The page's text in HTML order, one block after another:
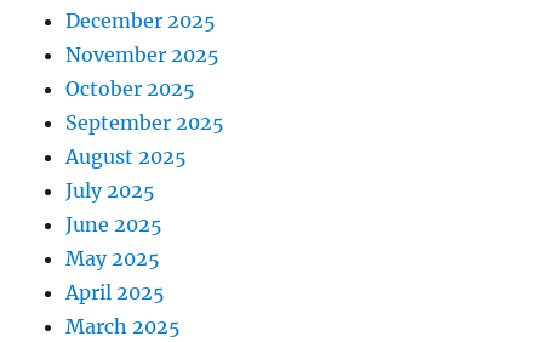
December 2025
November 2025
October 2025
September 2025
August 2025
July 2025
June 2025
May 2025
April 2025
March 2025